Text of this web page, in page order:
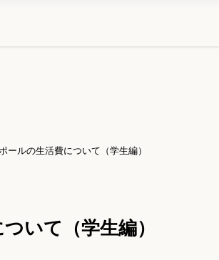
ールの生活費について（学生編）
いて（学生編）